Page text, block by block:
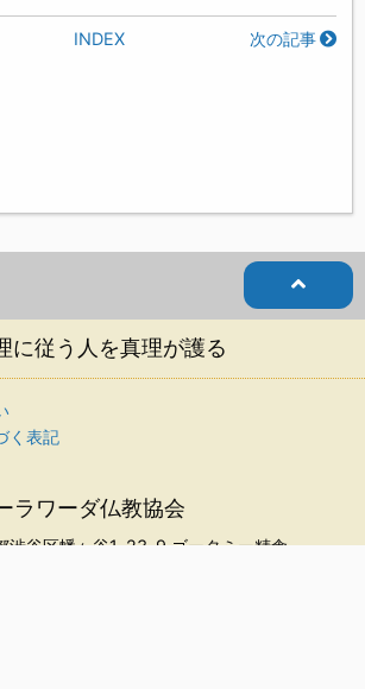
INDEX 次の記事
に従う人を真理が護る
く表記
ラワーダ仏教協会
渋谷区幡ヶ谷1-23-9 ゴータミー精舎